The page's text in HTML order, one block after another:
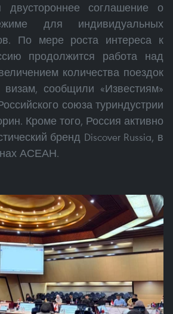
двустороннее соглашение о
для индивидуальных
По мере роста интереса к
продолжится работа над
количества поездок
сообщили «Известиям»
союза туриндустрии
Кроме того, Россия активно
бренд Discover Russia, в
АСЕАН.